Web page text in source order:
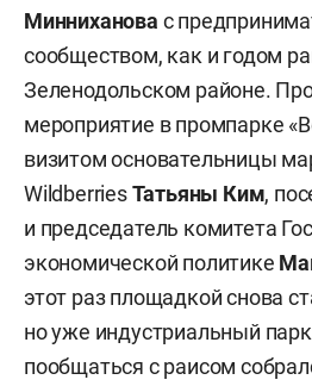
Минниханова с
сообществом, как и годом
Зеленодольском районе.
мероприятие в промпарке
визитом основательницы
WildberriesТатьяны Ким,
и председатель комитета
экономической политике
этот раз площадкой снова
но уже индустриальный
пообщаться с раисом